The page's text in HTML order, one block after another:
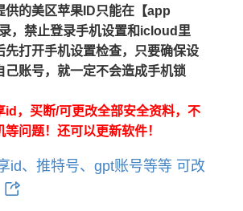
供的美区苹果ID只能在【app
，禁止登录手机设置和icloud里
先打开手机设置检查，只要确保设
己账号，就一定不会造成手机锁
id，买断/可更改全部安全资料，不
问题！还可以更新软件！
id、推特号、gpt账号等等 可改